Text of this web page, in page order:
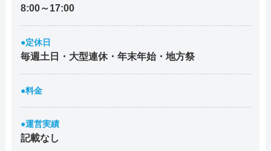
8:00～17:00
●定休日
毎週土日・大型連休・年末年始・地方祭
●料金
●運営実績
記載なし